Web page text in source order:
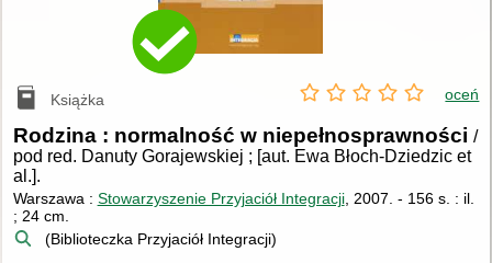
Książka oceń
Rodzina : normalność w niepełnosprawności /
pod red. Danuty Gorajewskiej ; [aut. Ewa Błoch-Dziedzic et
al.].
Warszawa : Stowarzyszenie Przyjaciół Integracji, 2007. - 156 s. : il.
; 24 cm.
(Biblioteczka Przyjaciół Integracji)